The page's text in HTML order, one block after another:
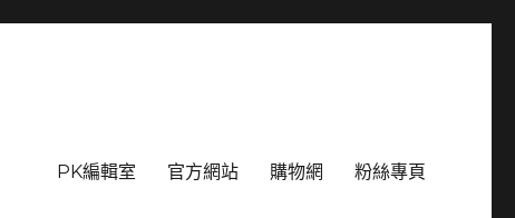
PK編輯室 官方網站 購物網 粉絲專頁